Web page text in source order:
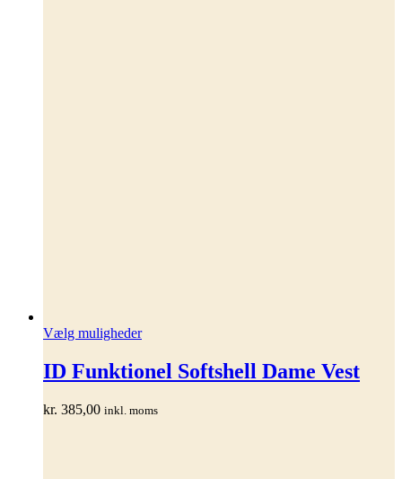
Vælg mulighederDette
flere
Mulighederne
ID Funktionel Softshell Dame Vest
kr. 385,00 inkl. moms